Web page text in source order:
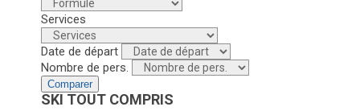
Services
Date de départ
Nombre de pers.
Comparer
SKI TOUT COMPRIS